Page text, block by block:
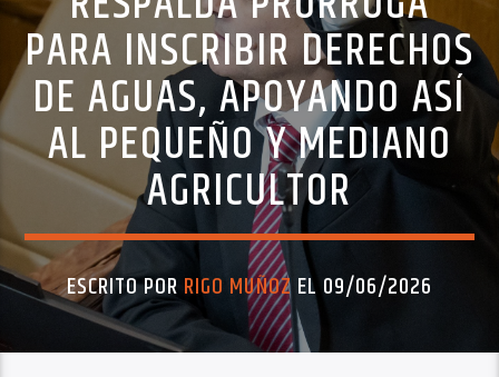
PARA INSCRIBIR DERECHOS
DE AGUAS, APOYANDO ASÍ
AL PEQUEÑO Y MEDIANO
AGRICULTOR
ESCRITO POR RIGO MUÑOZEL 09/06/2026